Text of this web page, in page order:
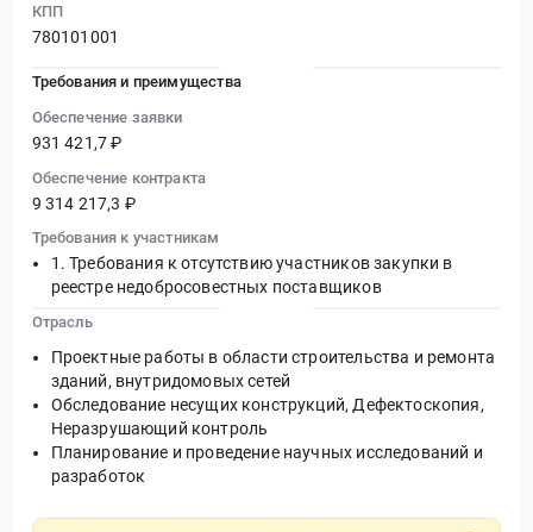
КПП
780101001
Требования и преимущества
Обеспечение заявки
931 421,7 ₽
Обеспечение контракта
9 314 217,3 ₽
Требования к участникам
Требования к отсутствию участников закупки в
реестре недобросовестных поставщиков
Отрасль
Проектные работы в области строительства и ремонта
зданий, внутридомовых сетей
Обследование несущих конструкций, Дефектоскопия,
Неразрушающий контроль
Планирование и проведение научных исследований и
разработок